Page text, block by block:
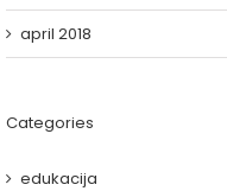
april 2018
Categories
edukacija